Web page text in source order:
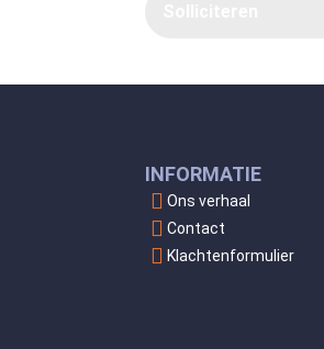
INFORMATIE
Ons verhaal
Contact
Klachtenformulier